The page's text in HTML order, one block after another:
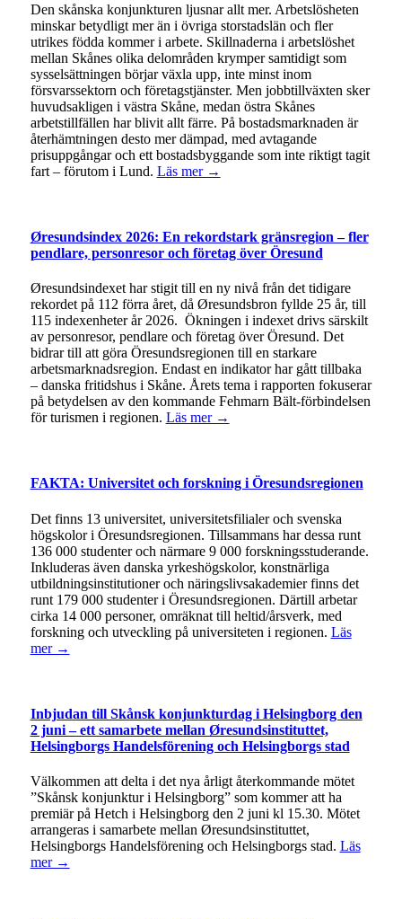
Den skånska konjunkturen ljusnar allt mer. Arbetslösheten
minskar betydligt mer än i övriga storstadslän och fler
utrikes födda kommer i arbete. Skillnaderna i arbetslöshet
mellan Skånes olika delområden krymper samtidigt som
sysselsättningen börjar växla upp, inte minst inom
försvarssektorn och företagstjänster. Men jobbtillväxten sker
huvudsakligen i västra Skåne, medan östra Skånes
arbetstillfällen har blivit allt färre. På bostadsmarknaden är
återhämtningen desto mer dämpad, med avtagande
prisuppgångar och ett bostadsbyggande som inte riktigt tagit
fart – förutom i Lund. Läs mer →
Øresundsindex 2026: En rekordstark gränsregion – fler
pendlare, personresor och företag över Öresund
Øresundsindexet har stigit till en ny nivå från det tidigare
rekordet på 112 förra året, då Øresundsbron fyllde 25 år, till
115 indexenheter år 2026. Ökningen i indexet drivs särskilt
av personresor, pendlare och företag över Öresund. Det
bidrar till att göra Öresundsregionen till en starkare
arbetsmarknadsregion. Endast en indikator har gått tillbaka
– danska fritidshus i Skåne. Årets tema i rapporten fokuserar
på betydelsen av den kommande Fehmarn Bält-förbindelsen
för turismen i regionen. Läs mer →
FAKTA: Universitet och forskning i Öresundsregionen
Det finns 13 universitet, universitetsfilialer och svenska
högskolor i Öresundsregionen. Tillsammans har dessa runt
136 000 studenter och närmare 9 000 forskningsstuderande.
Inkluderas även danska yrkeshögskolor, konstnärliga
utbildningsinstitutioner och näringslivsakademier finns det
runt 179 000 studenter i Öresundsregionen. Därtill arbetar
cirka 14 000 personer, omräknat till heltid/årsverk, med
forskning och utveckling på universiteten i regionen. Läs
mer →
Inbjudan till Skånsk konjunkturdag i Helsingborg den
2 juni – ett samarbete mellan Øresundsinstituttet,
Helsingborgs Handelsförening och Helsingborgs stad
Välkommen att delta i det nya årligt återkommande mötet
”Skånsk konjunktur i Helsingborg” som kommer att ha
premiär på Hetch i Helsingborg den 2 juni kl 15.30. Mötet
arrangeras i samarbete mellan Øresundsinstituttet,
Helsingborgs Handelsförening och Helsingborgs stad. Läs
mer →